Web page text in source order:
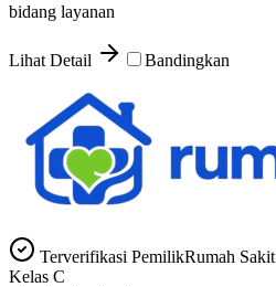
bidang layanan
Lihat Detail Bandingkan
Terverifikasi PemilikRumah Sakit
Kelas C